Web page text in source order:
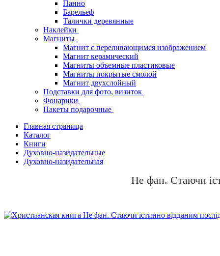
Панно
Барельеф
Талички деревянные
Наклейки
Магниты
Магнит с переливающимся изображением
Магнит керамический
Магниты объемные пластиковые
Магниты покрытые смолой
Магнит двухслойный
Подставки для фото, визиток
Фонарики
Пакеты подарочные
Главная страница
Каталог
Книги
Духовно-назидательные
Духовно-назидательная
Не фан. Стаючи